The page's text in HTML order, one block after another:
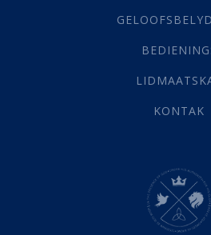
Lewensdoel(3)
Selfondersoek
Werk(22)
(142)
Hemel (31)
Israel (14)
Millennium(1)
KONTAK